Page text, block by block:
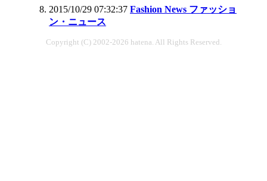
2015/10/29 07:32:37 Fashion News ファッショ
ン・ニュース
Copyright (C) 2002-2026 hatena. All Rights Reserved.